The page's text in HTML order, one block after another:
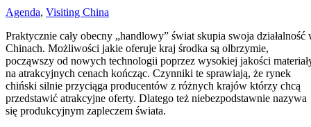
Agenda, Visiting China
Praktycznie cały obecny „handlowy” świat skupia swoja działalność
Chinach. Możliwości jakie oferuje kraj środka są olbrzymie,
począwszy od nowych technologii poprzez wysokiej jakości
na atrakcyjnych cenach kończąc. Czynniki te sprawiają, że rynek
chiński silnie przyciąga producentów z różnych krajów którzy chcą
przedstawić atrakcyjne oferty. Dlatego też niebezpodstawnie nazywa
się produkcyjnym zapleczem świata.